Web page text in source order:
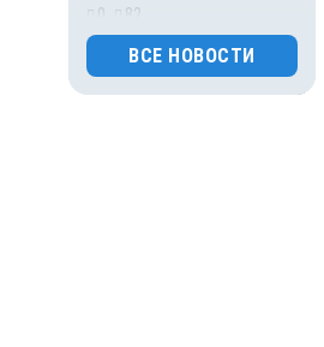
0
82
04.08.2026 01:00
Гороскоп
Гороскоп для всех знаков
ВСЕ НОВОСТИ